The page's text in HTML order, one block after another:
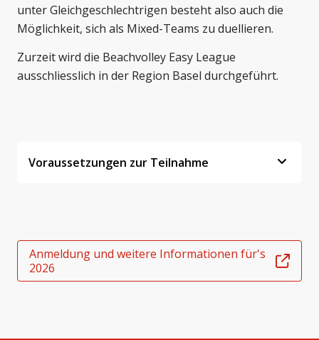
unter Gleichgeschlechtrigen besteht also auch die
Möglichkeit, sich als Mixed-Teams zu duellieren.
Zurzeit wird die Beachvolley Easy League
ausschliesslich in der Region Basel durchgeführt.
Voraussetzungen zur Teilnahme
Anmeldung und weitere Informationen für's
2026